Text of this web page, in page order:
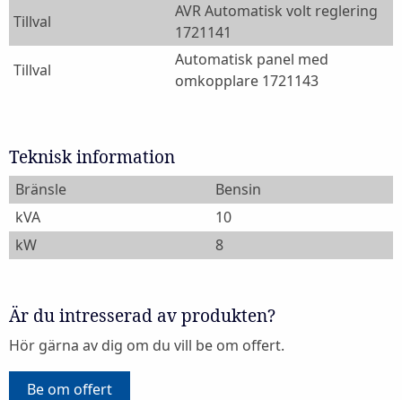
Tillval
AVR Automatisk volt reglering
1721141
Tillval
Automatisk panel med
omkopplare 1721143
Teknisk information
Bränsle
Bensin
kVA
10
kW
8
Är du intresserad av produkten?
Hör gärna av dig om du vill be om offert.
Be om offert